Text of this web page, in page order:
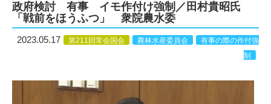
政府検討 有事 イモ作付け強制／田村貴昭氏
「戦前をほうふつ」 衆院農水委
2023.05.17 第211回常会国会 農林水産委員会
有事の際の作付強
制